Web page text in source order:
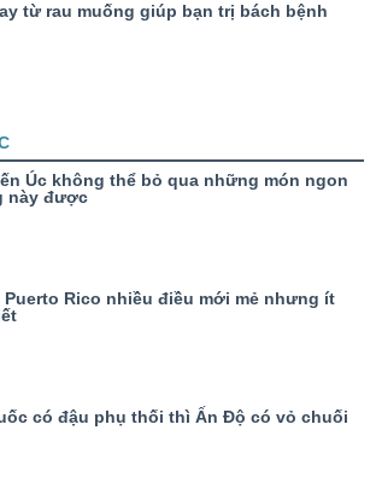
từ rau muống giúp bạn trị bách bệnh
Úc không thể bỏ qua những món ngon
này được
Puerto Rico nhiều điều mới mẻ nhưng ít
có đậu phụ thối thì Ấn Độ có vỏ chuối